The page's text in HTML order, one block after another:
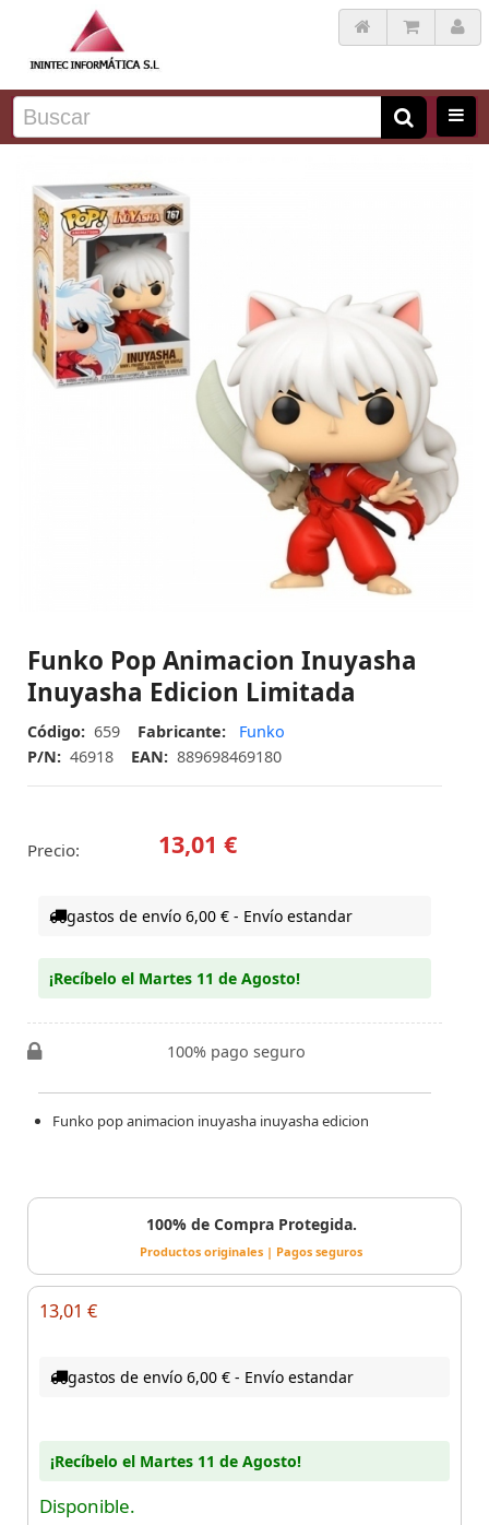
Funko Pop Animacion Inuyasha
Inuyasha Edicion Limitada
Código: 659 Fabricante:
Funko
P/N: 46918 EAN: 889698469180
Precio: 13,01 €
gastos de envío 6,00 € - Envío estandar
¡Recíbelo el Martes 11 de Agosto!
100% pago seguro
Funko pop animacion inuyasha inuyasha edicion
100% de Compra Protegida.
Productos originales | Pagos seguros
13,01 €
gastos de envío 6,00 € - Envío estandar
¡Recíbelo el Martes 11 de Agosto!
Disponible.